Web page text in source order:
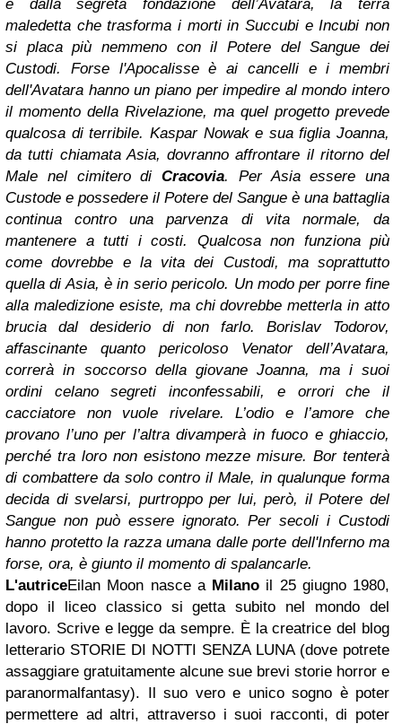
e dalla segreta fondazione dell’Avatara, la terra
maledetta che trasforma i morti in Succubi e Incubi non
si placa più nemmeno con il Potere del Sangue dei
Custodi. Forse l'Apocalisse è ai cancelli e i membri
dell'Avatara hanno un piano per impedire al mondo intero
il momento della Rivelazione, ma quel progetto prevede
qualcosa di terribile. Kaspar Nowak e sua figlia Joanna,
da tutti chiamata Asia, dovranno affrontare il ritorno del
Male nel cimitero di Cracovia. Per Asia essere una
Custode e possedere il Potere del Sangue è una battaglia
continua contro una parvenza di vita normale, da
mantenere a tutti i costi. Qualcosa non funziona più
come dovrebbe e la vita dei Custodi, ma soprattutto
quella di Asia, è in serio pericolo. Un modo per porre fine
alla maledizione esiste, ma chi dovrebbe metterla in atto
brucia dal desiderio di non farlo. Borislav Todorov,
affascinante quanto pericoloso Venator dell’Avatara,
correrà in soccorso della giovane Joanna, ma i suoi
ordini celano segreti inconfessabili, e orrori che il
cacciatore non vuole rivelare. L’odio e l’amore che
provano l’uno per l’altra divamperà in fuoco e ghiaccio,
perché tra loro non esistono mezze misure. Bor tenterà
di combattere da solo contro il Male, in qualunque forma
decida di svelarsi, purtroppo per lui, però, il Potere del
Sangue non può essere ignorato. Per secoli i Custodi
hanno protetto la razza umana dalle porte dell'Inferno ma
forse, ora, è giunto il momento di spalancarle.
L'autriceEilan Moon nasce a Milano il 25 giugno 1980,
dopo il liceo classico si getta subito nel mondo del
lavoro. Scrive e legge da sempre. È la creatrice del blog
letterario STORIE DI NOTTI SENZA LUNA (dove potrete
assaggiare gratuitamente alcune sue brevi storie horror e
paranormalfantasy). Il suo vero e unico sogno è poter
permettere ad altri, attraverso i suoi racconti, di poter